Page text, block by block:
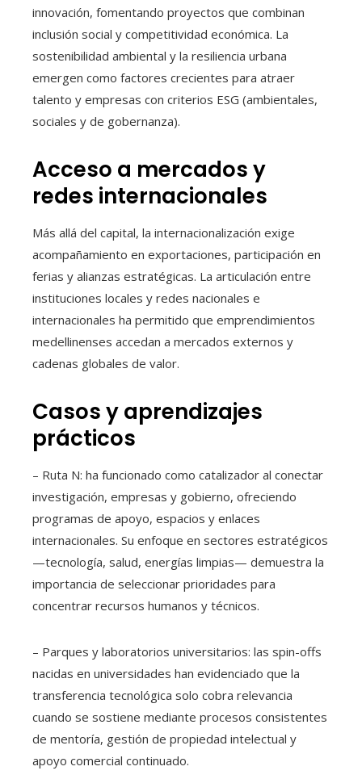
innovación, fomentando proyectos que combinan
inclusión social y competitividad económica. La
sostenibilidad ambiental y la resiliencia urbana
emergen como factores crecientes para atraer
talento y empresas con criterios ESG (ambientales,
sociales y de gobernanza).
Acceso a mercados y
redes internacionales
Más allá del capital, la internacionalización exige
acompañamiento en exportaciones, participación en
ferias y alianzas estratégicas. La articulación entre
instituciones locales y redes nacionales e
internacionales ha permitido que emprendimientos
medellinenses accedan a mercados externos y
cadenas globales de valor.
Casos y aprendizajes
prácticos
– Ruta N: ha funcionado como catalizador al conectar
investigación, empresas y gobierno, ofreciendo
programas de apoyo, espacios y enlaces
internacionales. Su enfoque en sectores estratégicos
—tecnología, salud, energías limpias— demuestra la
importancia de seleccionar prioridades para
concentrar recursos humanos y técnicos.
– Parques y laboratorios universitarios: las spin-offs
nacidas en universidades han evidenciado que la
transferencia tecnológica solo cobra relevancia
cuando se sostiene mediante procesos consistentes
de mentoría, gestión de propiedad intelectual y
apoyo comercial continuado.